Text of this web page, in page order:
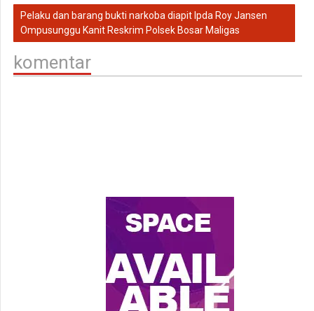
Pelaku dan barang bukti narkoba diapit Ipda Roy Jansen
Ompusunggu Kanit Reskrim Polsek Bosar Maligas
komentar